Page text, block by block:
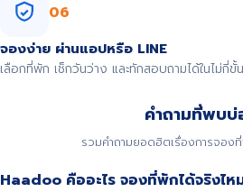
06
จองง่าย ผ่านแอปหรือ LINE
เลือกที่พัก เช็กวันว่าง และทักสอบถามได้ในไม่
คำถามที่พบ
รวมคำถามยอดฮิตเรื่องการจอ
Haadoo คืออะไร จองที่พักได้จริงไห